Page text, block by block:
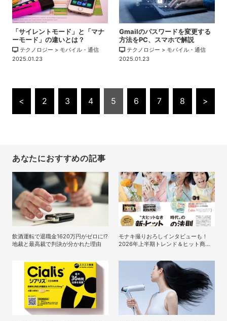
「サイレントモード」と「マナ
ーモード」の違いとは？
テクノロジー > モバイル・通信
2025.01.23
Gmailのパスワードを変更する
方法をPC、スマホで解説
テクノロジー > モバイル・通信
2025.01.23
< 2 3 4 5 6 7 8 >
あなたにおすすめの記事
飲酒運転で退職金1620万円がゼロに!?
地裁と最高裁で判決が分かれた理由
モナキ撮りおろしインタビューも！
2026年上半期トレンド＆ヒット商品